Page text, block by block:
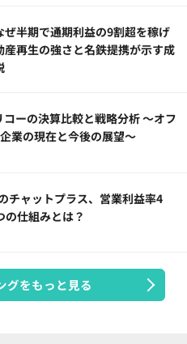
ぜ半期で通期利益の9割超を稼げ
産再生の強さと名鉄提携が示す成
コーの決算比較と戦略分析 ～オフ
業の現在と今後の展望～
チャットプラス、営業利益率4
の仕組みとは？
グをもっと見る